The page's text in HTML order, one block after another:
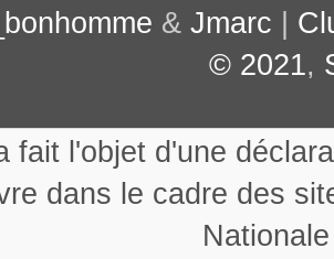
& Jmarc
© 2021,
fait l'objet d'une
dans le cadre des